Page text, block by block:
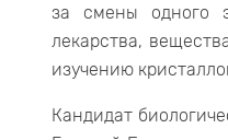
за смены одного
лекарства,
изучению
Кандидат